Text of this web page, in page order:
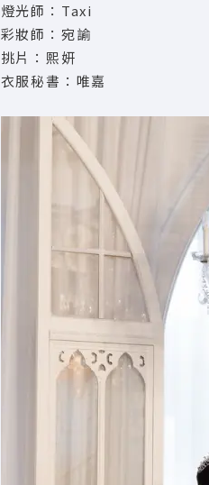
燈光師：Taxi
彩妝師：宛諭
挑片：熙妍
衣服秘書：唯嘉